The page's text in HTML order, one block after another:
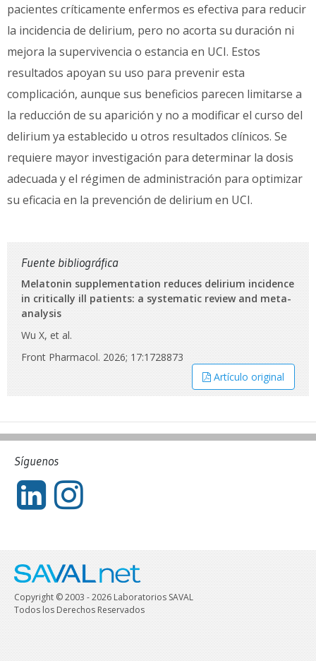
pacientes críticamente enfermos es efectiva para reducir
la incidencia de delirium, pero no acorta su duración ni
mejora la supervivencia o estancia en UCI. Estos
resultados apoyan su uso para prevenir esta
complicación, aunque sus beneficios parecen limitarse a
la reducción de su aparición y no a modificar el curso del
delirium ya establecido u otros resultados clínicos. Se
requiere mayor investigación para determinar la dosis
adecuada y el régimen de administración para optimizar
su eficacia en la prevención de delirium en UCI.
Fuente bibliográfica
Melatonin supplementation reduces delirium incidence
in critically ill patients: a systematic review and meta-
analysis
Wu X, et al.
Front Pharmacol. 2026; 17:1728873
Artículo original
Síguenos
Copyright © 2003 - 2026 Laboratorios SAVAL
Todos los Derechos Reservados